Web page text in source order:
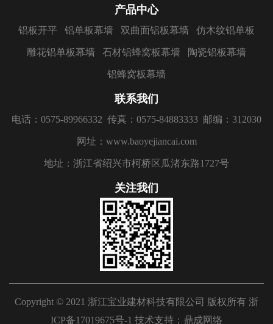
产品中心
铝板开平 铝单板幕墙 双曲面铝板幕墙 仿木纹铝单板
雕花铝单板幕墙 石材铝蜂窝板幕墙 陶瓷铝板幕墙
铝蜂窝板幕墙
联系我们
电话：0575-89966332 传真：0575-84883333 邮编：312030
网址：www.baoyejiancai.com
地址：浙江省绍兴市柯桥区瓜渚东路1727号
关注我们
Copyright © 2021 浙江宝业建材科技有限公司 版权所有 浙
ICP备17019675号-1 技术支持： 鼎成网络